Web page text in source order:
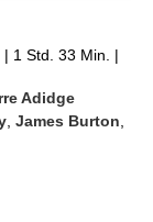
| 1 Std. 33 Min. |
Adidge
,James Burton